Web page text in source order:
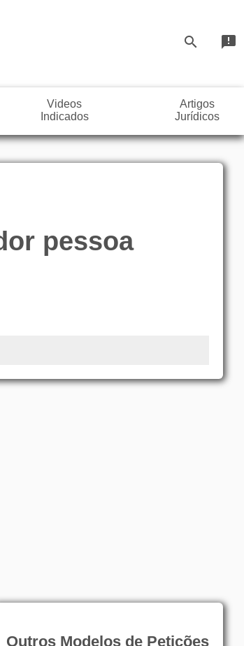
search announcement
Videos
Indicados
Artigos
Jurídicos
pessoa
Outros Modelos de Petições